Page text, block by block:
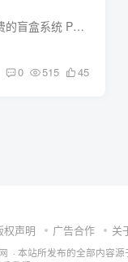
雨尘交友盲盒系统一款PHP开源免费的盲盒系统 PHP版本：PHP7及以上导入sql文件到数据库 修改confi […]
0 515 45
权声明 广告合作 关
· 本站所发布的全部内容